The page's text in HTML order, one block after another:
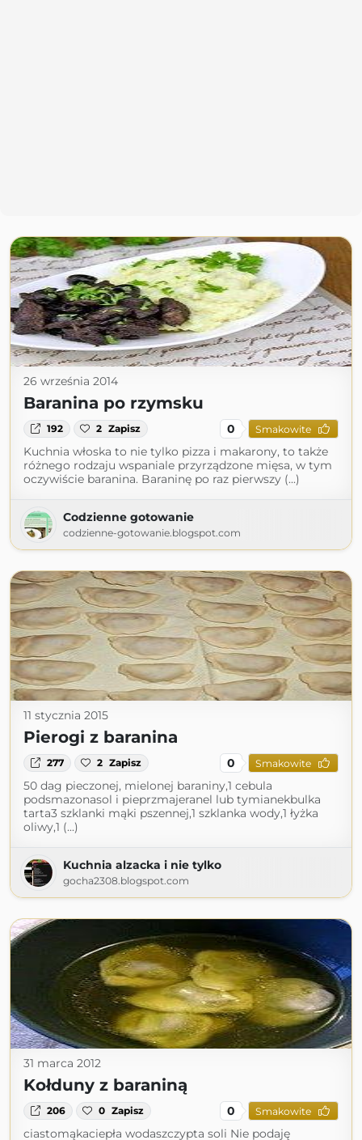
26 września 2014
Baranina po rzymsku
192 2 Zapisz 0 Smakowite
Kuchnia włoska to nie tylko pizza i makarony, to także
różnego rodzaju wspaniale przyrządzone mięsa, w tym
oczywiście baranina. Baraninę po raz pierwszy (...)
Codzienne gotowanie
codzienne-gotowanie.blogspot.com
11 stycznia 2015
Pierogi z baranina
277 2 Zapisz 0 Smakowite
50 dag pieczonej, mielonej baraniny,1 cebula
podsmazonasol i pieprzmajeranel lub tymianekbulka
tarta3 szklanki mąki pszennej,1 szklanka wody,1 łyżka
oliwy,1 (...)
Kuchnia alzacka i nie tylko
gocha2308.blogspot.com
31 marca 2012
Kołduny z baraniną
206 0 Zapisz 0 Smakowite
ciastomąkaciepła wodaszczypta soli Nie podaję